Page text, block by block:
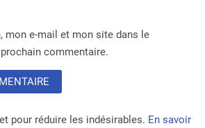
mon e-mail et mon site dans le
commentaire.
pour réduire les indésirables. En savoir